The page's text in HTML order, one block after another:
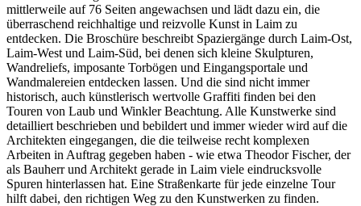
mittlerweile auf 76 Seiten angewachsen und lädt dazu ein, die
überraschend reichhaltige und reizvolle Kunst in Laim zu
entdecken. Die Broschüre beschreibt Spaziergänge durch Laim-Ost,
Laim-West und Laim-Süd, bei denen sich kleine Skulpturen,
Wandreliefs, imposante Torbögen und Eingangsportale und
Wandmalereien entdecken lassen. Und die sind nicht immer
historisch, auch künstlerisch wertvolle Graffiti finden bei den
Touren von Laub und Winkler Beachtung. Alle Kunstwerke sind
detailliert beschrieben und bebildert und immer wieder wird auf die
Architekten eingegangen, die die teilweise recht komplexen
Arbeiten in Auftrag gegeben haben - wie etwa Theodor Fischer, der
als Bauherr und Architekt gerade in Laim viele eindrucksvolle
Spuren hinterlassen hat. Eine Straßenkarte für jede einzelne Tour
hilft dabei, den richtigen Weg zu den Kunstwerken zu finden.